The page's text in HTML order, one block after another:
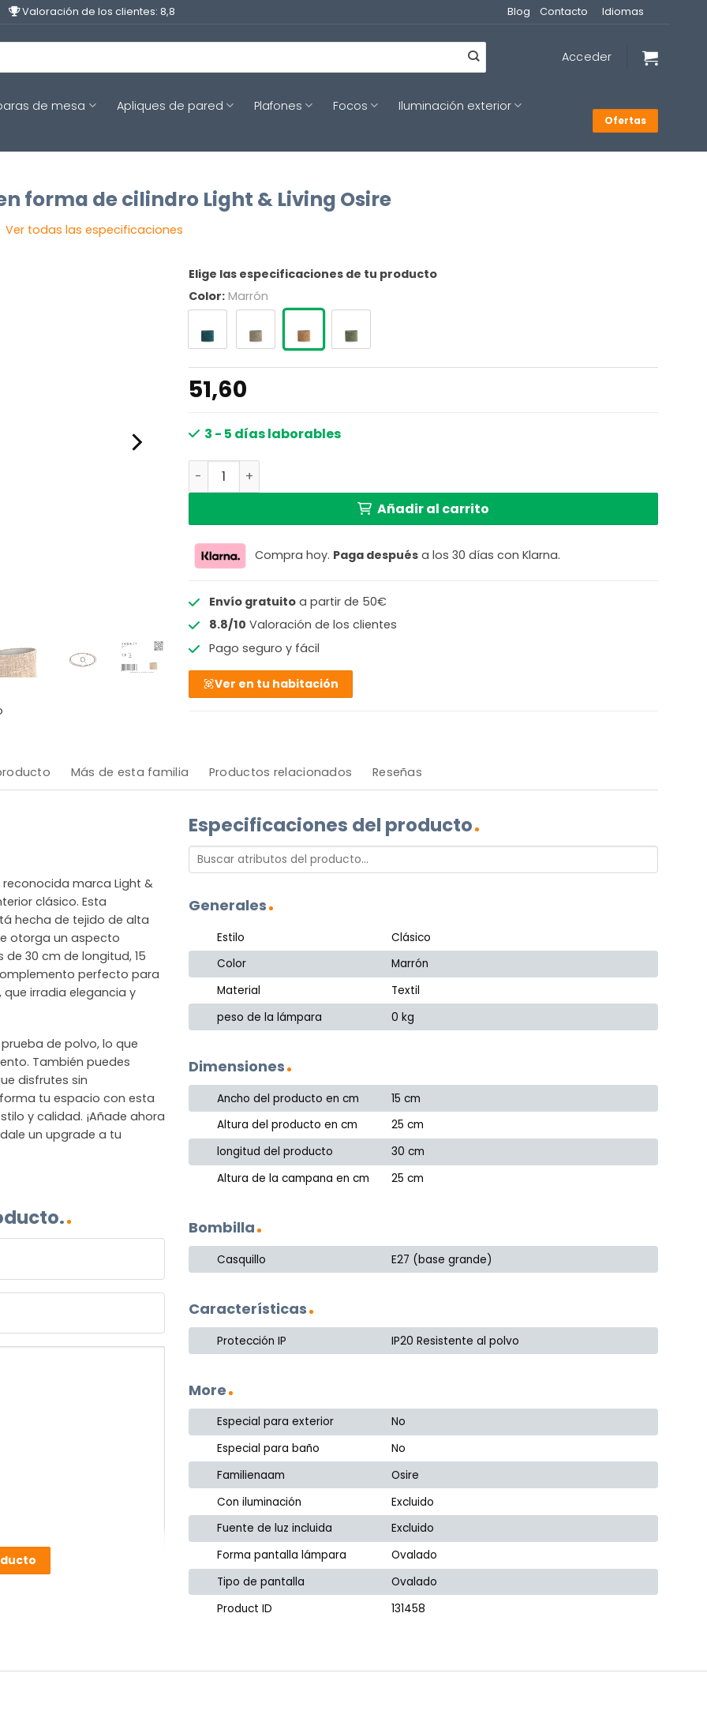
Valoración de los clientes: 8,8 Blog Contacto Idiomas
Acceder
de mesa Apliques de pared Plafones Focos
Iluminación exterior
Ofertas
forma de cilindro Light & Living Osire
Ver todas las especificaciones
Elige las especificaciones de tu producto
Color: Marrón
51,60
3 - 5 días laborables
Pantalla de lámpara de caña en forma de cilindro Light & Living Osire cantidad
Añadir al carrito
Compra hoy. Paga después a los 30 días con Klarna.
Envío gratuitoa partir de 50€
8.8/10 Valoración de los clientes
Pago seguro y fácil
Ver en tu habitación
Más de esta familia Productos relacionados Reseñas
marca Light &
clásico. Esta
hecha de tejido de alta
otorga un aspecto
30 cm de longitud, 15
perfecto para
irradia elegancia y
de polvo, lo que
También puedes
disfrutes sin
tu espacio con esta
y calidad. ¡Añade ahora
un upgrade a tu
Especificaciones del producto
Generales
Estilo
Clásico
Color
Marrón
Material
Textil
peso de la lámpara
0 kg
Dimensiones
Ancho del producto en cm
15 cm
Altura del producto en cm
25 cm
longitud del producto
30 cm
Altura de la campana en cm
25 cm
Bombilla
Casquillo E27 (base grande)
Características
Protección IP IP20 Resistente al polvo
More
Especial para exterior
No
Especial para baño
No
Familienaam
Osire
Con iluminación
Excluido
Fuente de luz incluida
Excluido
Forma pantalla lámpara
Ovalado
Tipo de pantalla
Ovalado
Product ID
131458